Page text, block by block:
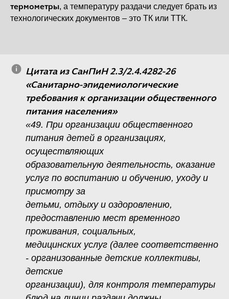
термометры, а температуру раздачи следует брать из
технологических документов – это ТК или ТТК.
Цитата из СанПиН 2.3/2.4.4282-26
«Санитарно-эпидемиологические
требования к организации общественного
питания населения»
«49. При организации общественного
питания детей в организациях,
осуществляющих
образовательную деятельность, оказание
услуг по воспитанию и обучению, уходу и
присмотру за
детьми, отдыху и оздоровлению,
предоставлению мест временного
проживания, социальных,
медицинских услуг (далее соответственно
- организованные детские коллективы,
детские
организации), для контроля температуры